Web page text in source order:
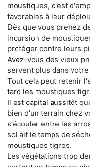
moustiques, c'est
favorables à leur
Dès que vous prenez
incursion de
protéger contre leurs
Avez-vous des vieux
servent plus dans
Tout cela peut retenir
tard les moustiques
Il est capital aussitôt
bien d'un terrain chez
s'écouler entre les
sol ait le temps de
moustiques tigres.
Les végétations trop